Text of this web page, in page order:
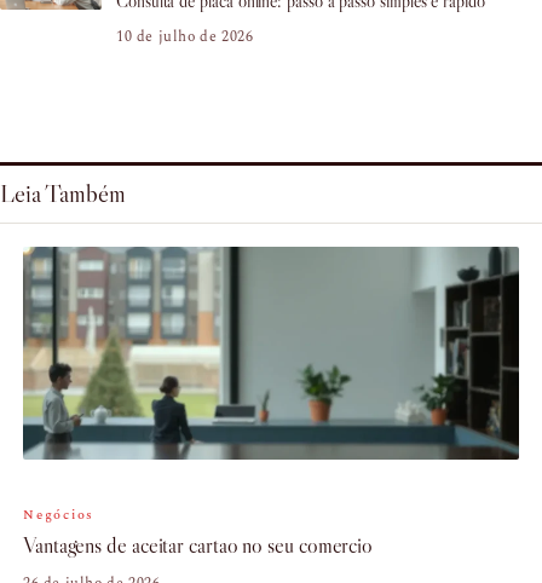
10 de julho de 2026
Leia Também
Negócios
Vantagens de aceitar cartao no seu comercio